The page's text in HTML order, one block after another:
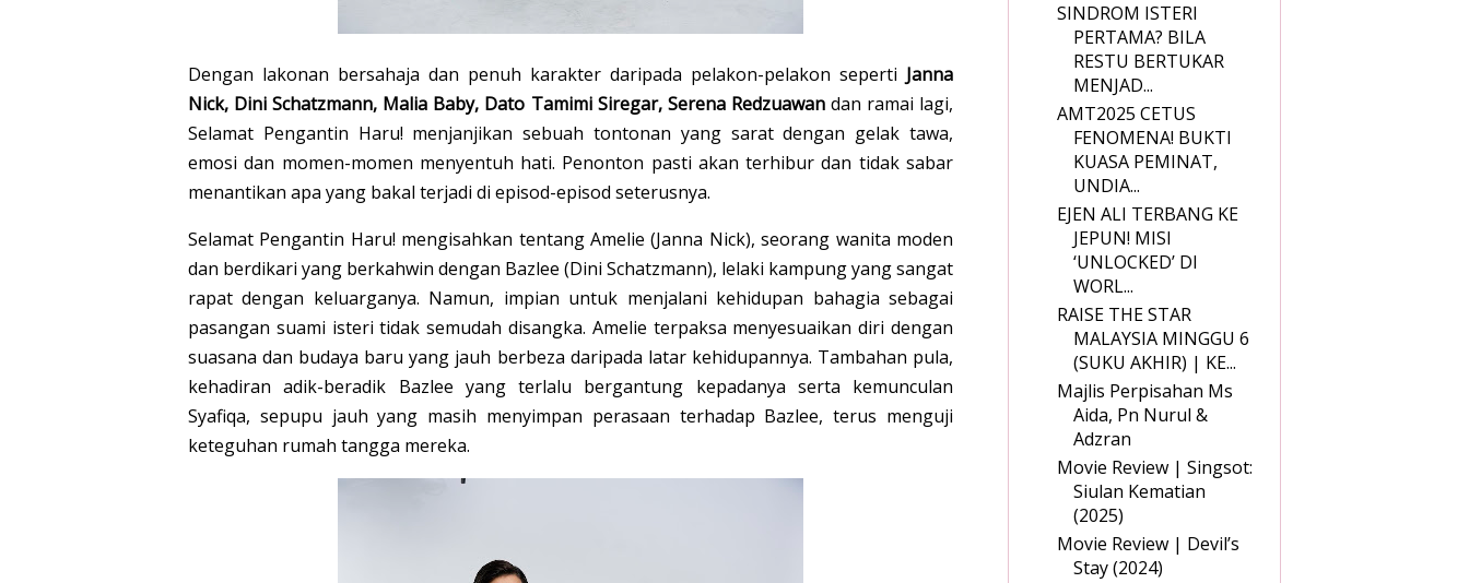
Dengan lakonan bersahaja dan penuh karakter daripada pelakon-pelakon seperti Janna
Nick, Dini Schatzmann, Malia Baby, Dato Tamimi Siregar, Serena Redzuawandan ramai lagi,
Selamat Pengantin Haru! menjanjikan sebuah tontonan yang sarat dengan gelak tawa,
emosi dan momen-momen menyentuh hati. Penonton pasti akan terhibur dan tidak sabar
menantikan apa yang bakal terjadi di episod-episod seterusnya.
Selamat Pengantin Haru! mengisahkan tentang Amelie (Janna Nick), seorang wanita moden
dan berdikari yang berkahwin dengan Bazlee (Dini Schatzmann), lelaki kampung yang sangat
rapat dengan keluarganya. Namun, impian untuk menjalani kehidupan bahagia sebagai
pasangan suami isteri tidak semudah disangka. Amelie terpaksa menyesuaikan diri dengan
suasana dan budaya baru yang jauh berbeza daripada latar kehidupannya. Tambahan pula,
kehadiran adik-beradik Bazlee yang terlalu bergantung kepadanya serta kemunculan
Syafiqa, sepupu jauh yang masih menyimpan perasaan terhadap Bazlee, terus menguji
keteguhan rumah tangga mereka.
SINDROM ISTERI
PERTAMA? BILA
RESTU BERTUKAR
MENJAD...
AMT2025 CETUS
FENOMENA! BUKTI
KUASA PEMINAT,
UNDIA...
EJEN ALI TERBANG KE
JEPUN! MISI
‘UNLOCKED’ DI
WORL...
RAISE THE STAR
MALAYSIA MINGGU 6
(SUKU AKHIR) | KE...
Majlis Perpisahan Ms
Aida, Pn Nurul &
Adzran
Movie Review | Singsot:
Siulan Kematian
(2025)
Movie Review | Devil’s
Stay (2024)